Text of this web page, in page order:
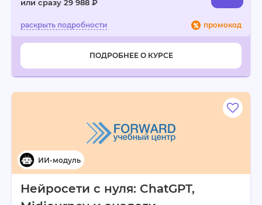
или сразу 29 988 ₽
промокод
ПОДРОБНЕЕ О КУРСЕ
Нейросети с нуля: ChatGPT,